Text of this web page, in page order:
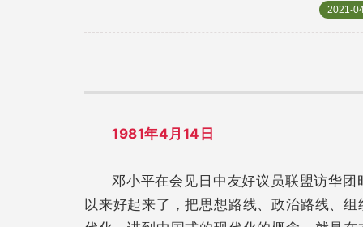
2021-
1981年4月14日
邓小平在会见日中友好议员联盟访华
以来好起来了，把思想路线、政治路线、